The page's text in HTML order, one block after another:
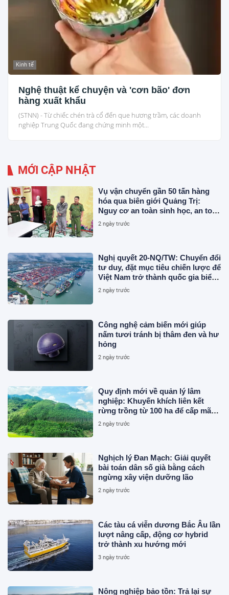
Kinh tế
Nghệ thuật kể chuyện và 'cơn bão' đơn
hàng xuất khẩu
(STNN) - Từ chiếc chén trà cổ đến que hương trầm, các doanh
nghiệp Trung Quốc đang chứng minh một...
MỚI CẬP NHẬT
Vụ vận chuyển gần 50 tấn hàng
hóa qua biên giới Quảng Trị:
Nguy cơ an toàn sinh học, an toàn
thực phẩm từ sản phẩm động vật
2 ngày trước
Nghị quyết 20-NQ/TW: Chuyển đổi
tư duy, đặt mục tiêu chiến lược để
Việt Nam trở thành quốc gia biển
mạnh
2 ngày trước
Công nghệ cảm biến mới giúp
nấm tươi tránh bị thâm đen và hư
hỏng
2 ngày trước
Quy định mới về quản lý lâm
nghiệp: Khuyến khích liên kết
rừng trồng từ 100 ha để cấp mã
số
2 ngày trước
Nghịch lý Đan Mạch: Giải quyết
bài toán dân số già bằng cách
ngừng xây viện dưỡng lão
2 ngày trước
Các tàu cá viễn dương Bắc Âu lần
lượt nâng cấp, động cơ hybrid
trở thành xu hướng mới
3 ngày trước
Nông nghiệp bảo tồn: Trả lại sự